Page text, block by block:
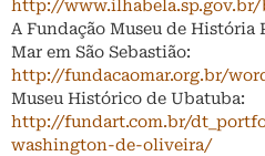
http://
A Fundação Museu de História
Mar em São Sebastião:
http://fundacaomar.org.br/
Museu Histórico de Ubatuba:
http://fundart.com.br/
washington-de-oliveira/